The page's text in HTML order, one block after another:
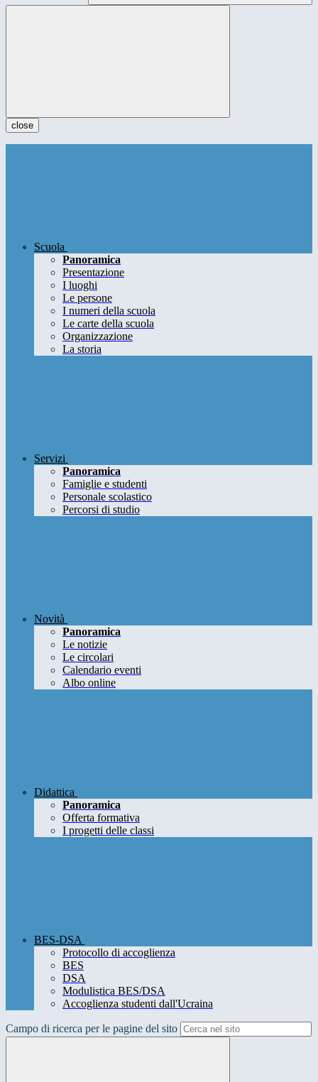
close
Scuola
Panoramica
Presentazione
I luoghi
Le persone
I numeri della scuola
Le carte della scuola
Organizzazione
La storia
Servizi
Panoramica
Famiglie e studenti
Personale scolastico
Percorsi di studio
Novità
Panoramica
Le notizie
Le circolari
Calendario eventi
Albo online
Didattica
Panoramica
Offerta formativa
I progetti delle classi
BES-DSA
Protocollo di accoglienza
BES
DSA
Modulistica BES/DSA
Accoglienza studenti dall'Ucraina
Campo di ricerca per le pagine del sito